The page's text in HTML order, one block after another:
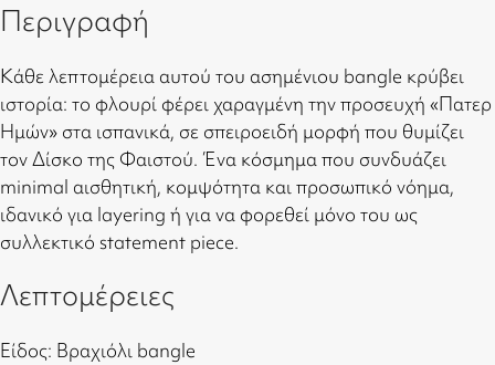
Περιγραφή
Κάθε λεπτομέρεια αυτού του ασημένιου bangle κρύβει
ιστορία: το φλουρί φέρει χαραγμένη την προσευχή «Πατερ
Ημών» στα ισπανικά, σε σπειροειδή μορφή που θυμίζει
τον Δίσκο της Φαιστού. Ένα κόσμημα που συνδυάζει
minimal αισθητική, κομψότητα και προσωπικό νόημα,
ιδανικό για layering ή για να φορεθεί μόνο του ως
συλλεκτικό statement piece.
Λεπτομέρειες
Είδος: Βραχιόλι bangle